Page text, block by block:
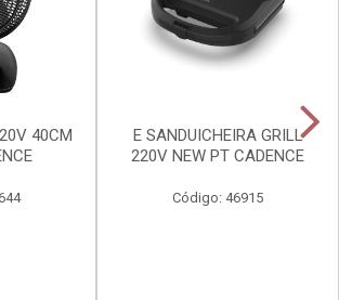
40CM
E SANDUICHEIRA GRILL
220V NEW PT CADENCE
Código: 46915